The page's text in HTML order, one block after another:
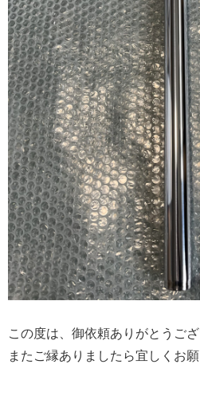
この度は、御依頼ありがとうござ
またご縁ありましたら宜しくお願